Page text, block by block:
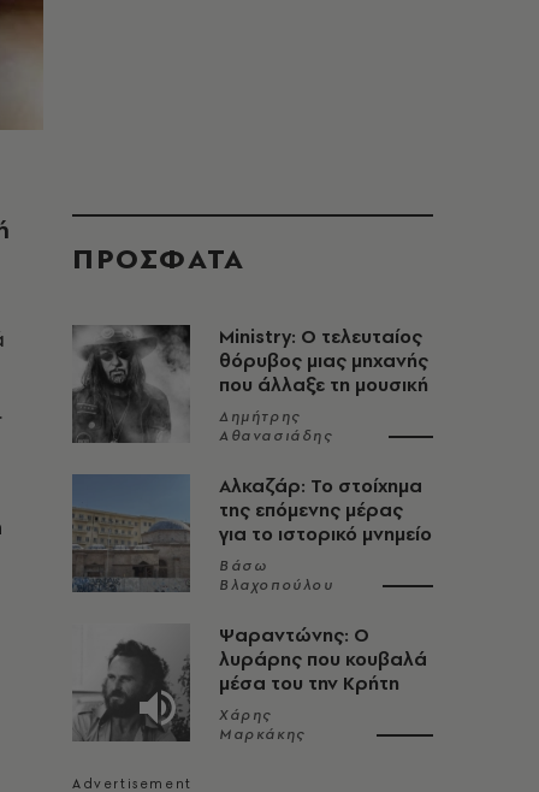
ΠΡΟΣΦΑΤΑ
Ministry: Ο τελευταίος
θόρυβος μιας μηχανής
που άλλαξε τη μουσική
Δημήτρης
Αθανασιάδης
Αλκαζάρ: Το στοίχημα
της επόμενης μέρας
για το ιστορικό μνημείο
Βάσω
Βλαχοπούλου
Ψαραντώνης: Ο
λυράρης που κουβαλά
μέσα του την Κρήτη
Χάρης
Μαρκάκης